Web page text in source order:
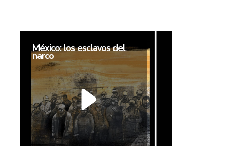
México: los esclavos del
narco